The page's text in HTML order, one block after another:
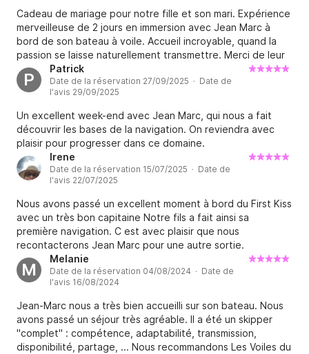
Cadeau de mariage pour notre fille et son mari. Expérience
merveilleuse de 2 jours en immersion avec Jean Marc à
bord de son bateau à voile. Accueil incroyable, quand la
passion se laisse naturellement transmettre. Merci de leur
avoir ce moment en votre compagnie Jessica et Guillaume
P
Patrick
Date de la réservation 27/09/2025 · Date de
l'avis 29/09/2025
Un excellent week-end avec Jean Marc, qui nous a fait
découvrir les bases de la navigation. On reviendra avec
plaisir pour progresser dans ce domaine.
Irene
Date de la réservation 15/07/2025 · Date de
l'avis 22/07/2025
Nous avons passé un excellent moment à bord du First Kiss
avec un très bon capitaine Notre fils a fait ainsi sa
première navigation. C est avec plaisir que nous
recontacterons Jean Marc pour une autre sortie.
M
Melanie
Date de la réservation 04/08/2024 · Date de
l'avis 16/08/2024
Jean-Marc nous a très bien accueilli sur son bateau. Nous
avons passé un séjour très agréable. Il a été un skipper
"complet" : compétence, adaptabilité, transmission,
disponibilité, partage, ... Nous recommandons Les Voiles du